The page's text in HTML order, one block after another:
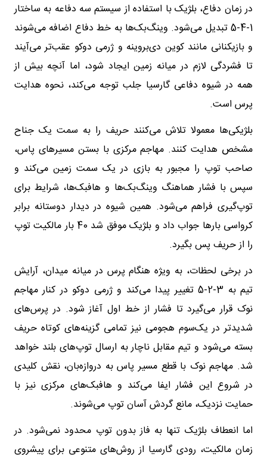
در زمان دفاع، بلژیک با استفاده از سیستم سه دفاعه به ساختار
1-4-5 تبدیل می‌شود. وینگ‌بک‌ها به خط دفاع اضافه می‌شوند
و بازیکنانی مانند کوین دی‌بروینه و ژرمی دوکو عقب‌تر می‌آیند
تا فشردگی لازم در میانه زمین ایجاد شود، اما آنچه بیش از
همه در شیوه دفاعی گارسیا جلب توجه می‌کند، نحوه هدایت
پرس است.
بلژیکی‌ها معمولا تلاش می‌کنند حریف را به سمت یک جناح
مشخص هدایت کنند. مهاجم مرکزی با بستن مسیرهای پاس،
صاحب توپ را مجبور به بازی در یک سمت زمین می‌کند و
سپس با فشار هماهنگ وینگ‌بک‌ها و هافبک‌ها، شرایط برای
توپ‌گیری فراهم می‌شود. همین شیوه در دیدار دوستانه برابر
کرواسی بارها جواب داد و بلژیک موفق شد 40 بار مالکیت توپ
را از حریف پس بگیرد.
در برخی لحظات، به ویژه هنگام پرس در میانه میدان، آرایش
تیم به 3-2-5 تغییر پیدا می‌کند و ژرمی دوکو در کنار مهاجم
نوک قرار می‌گیرد تا فشار از خط اول آغاز شود. در پرس‌های
شدیدتر در یک‌سوم هجومی نیز تمامی گزینه‌های کوتاه حریف
بسته می‌شود و تیم مقابل ناچار به ارسال توپ‌های بلند خواهد
شد. مهاجم نوک با قطع مسیر پاس به دروازه‌بان، نقش کلیدی
در شروع این فشار ایفا می‌کند و هافبک‌های مرکزی نیز با
حمایت نزدیک، مانع گردش آسان توپ می‌شوند.
اما انعطاف بلژیک تنها به فاز بدون توپ محدود نمی‌شود. در
زمان مالکیت، رودی گارسیا از روش‌های متنوعی برای پیشروی